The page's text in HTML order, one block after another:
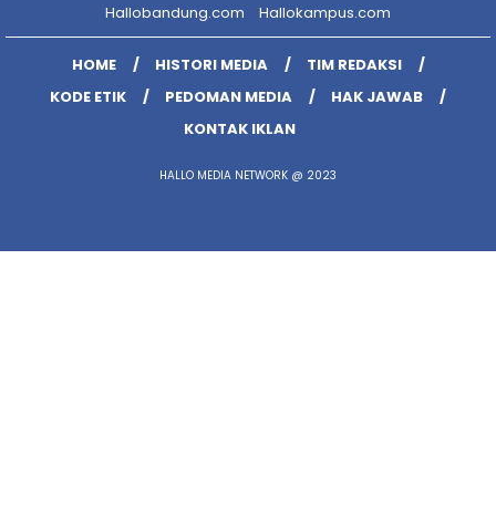
Hallobandung.com
Hallokampus.com
HOME HISTORI MEDIA
TIM REDAKSI
KODE ETIK
PEDOMAN MEDIA
HAK JAWAB
KONTAK IKLAN
HALLO MEDIA NETWORK @ 2023